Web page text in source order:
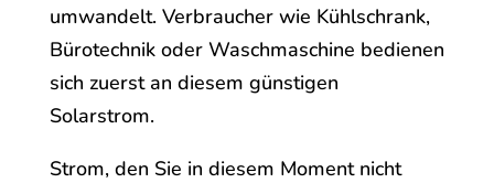
umwandelt. Verbraucher wie Kühlschrank,
Bürotechnik oder Waschmaschine bedienen
sich zuerst an diesem günstigen
Solarstrom.
Strom, den Sie in diesem Moment nicht